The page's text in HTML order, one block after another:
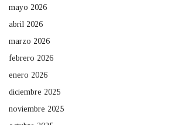
mayo 2026
abril 2026
marzo 2026
febrero 2026
enero 2026
diciembre 2025
noviembre 2025